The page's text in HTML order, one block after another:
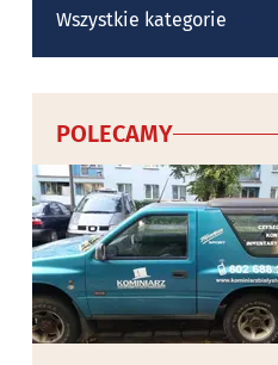
Wszystkie kategorie
POLECAMY